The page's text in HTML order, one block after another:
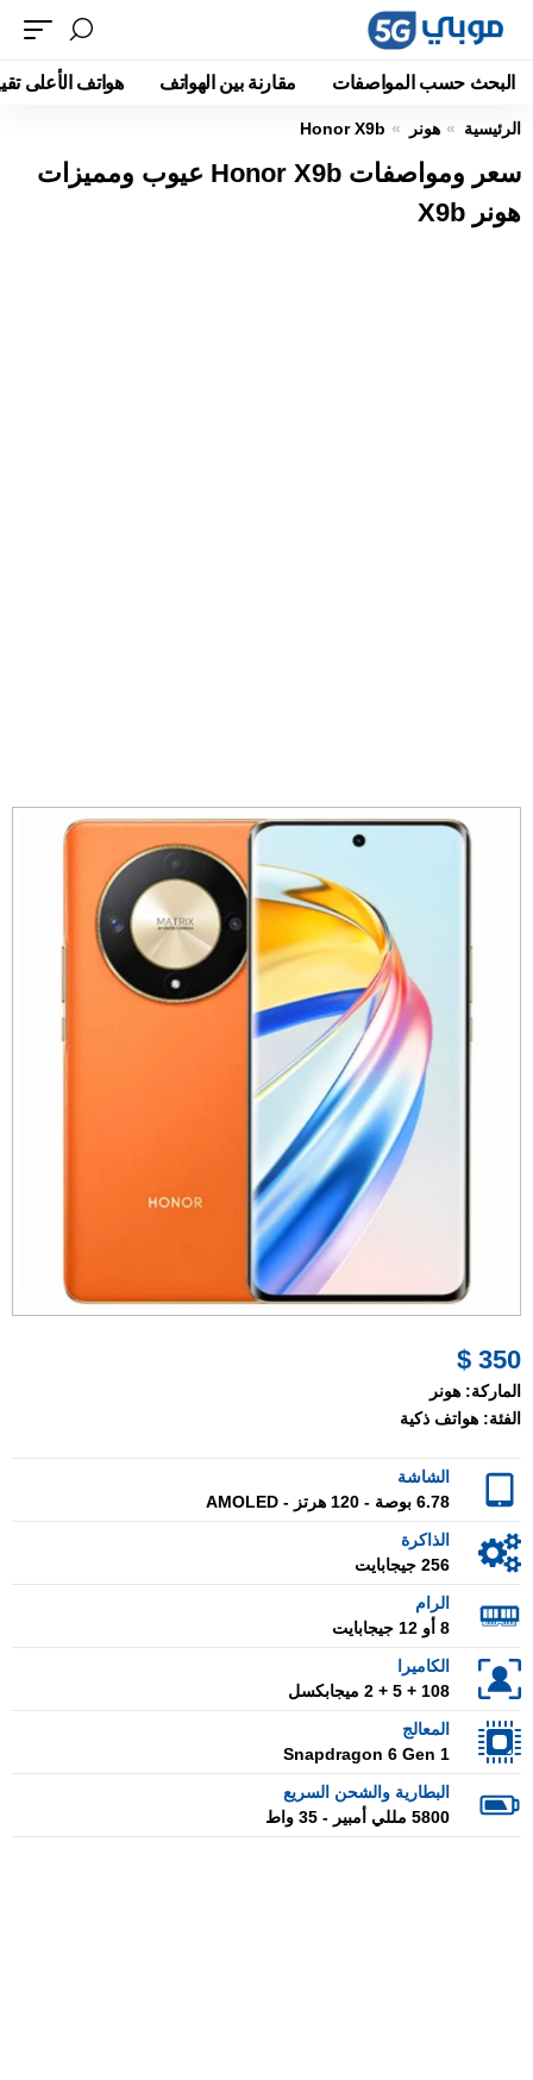
البحث حسب المواصفات مقارنة بين الهواتف هواتف الأعلى
الرئيسية هونر Honor X9b
سعر ومواصفات Honor X9b عيوب ومميزات
هونر X9b
350 $
الماركة: هونر
الفئة: هواتف ذكية
الشاشة
6.78 بوصة - 120 هرتز - AMOLED
الذاكرة
256 جيجابايت
الرام
8 أو 12 جيجابايت
الكاميرا
108 + 5 + 2 ميجابكسل
المعالج
Snapdragon 6 Gen 1
البطارية والشحن السريع
5800 مللي أمبير - 35 واط